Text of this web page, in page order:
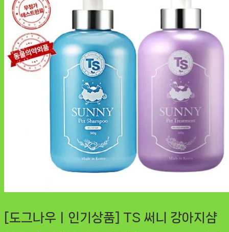
[도그나우ㅣ인기상품] TS 써니 강아지샴